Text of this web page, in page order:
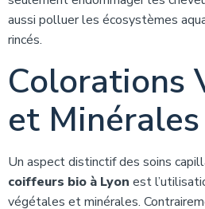
aussi polluer les écosystèmes
rincés.
Colorations
et Minérales
Un aspect distinctif des soins
coiffeurs bio à Lyon est
végétales et minérales.